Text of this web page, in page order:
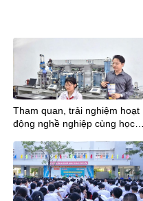
Tham quan, trải nghiệm hoạt
động nghề nghiệp cùng học
Lưu tại Trường TCN
KTCNHùng Vương